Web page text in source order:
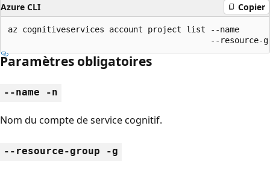
Azure CLI Copier
az cognitiveservices account project list --name
--resource-
Paramètres obligatoires
--name -n
Nom du compte de service cognitif.
--resource-group -g